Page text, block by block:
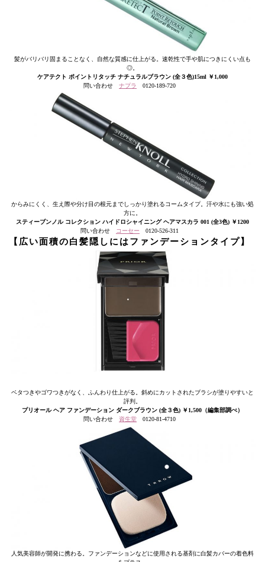
髪がバリバリ固まることなく、自然な質感に仕上がる。速乾性で手や肌につきにくい点も
◎。
ケアテクト ポイントリタッチ ナチュラルブラウン (全３色)15ml ￥1,000
問い合わせ ナプラ 0120-189-720
からみにくく、生え際や分け目の根元までしっかり塗れるコームタイプ。汗や水にも強い処
方に。
スティーブンノル コレクション ハイドロシャイニング ヘアマスカラ 001 (全3色) ￥1200
問い合わせ コーセー 0120-526-311
【 広い面積の白髪隠しにはファンデーションタイプ】
ベタつきやゴワつきがなく、ふんわり仕上がる。斜めにカットされたブラシが塗りやすいと
評判。
プリオール ヘア ファンデーション ダークブラウン (全３色) ￥1,500（編集部調べ）
問い合わせ 資生堂 0120-81-4710
人気美容師が開発に携わる。ファンデーションなどに使用される基剤に白髪カバーの着色料